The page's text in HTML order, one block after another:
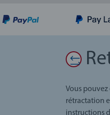
Vous
rétractation
instructions